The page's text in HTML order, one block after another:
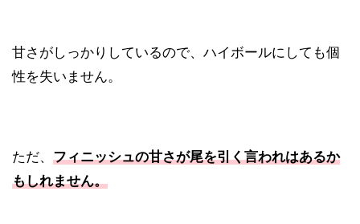
甘さがしっかりしているので、ハイボールにしても個
性を失いません。
ただ、 フィニッシュの甘さが尾を引く言われはあるか
もしれません。